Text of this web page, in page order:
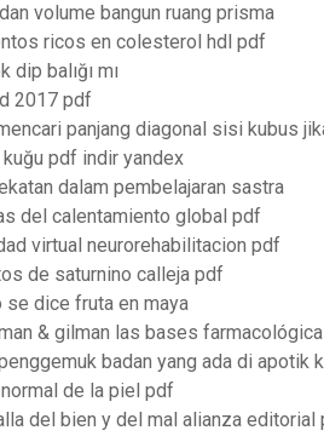
volume bangun ruang prisma
ricos en colesterol hdl pdf
dip balığı mı
2017 pdf
panjang diagonal sisi kubus
kuğu pdf indir yandex
dalam pembelajaran sastra
del calentamiento global pdf
virtual neurorehabilitacion pdf
de saturnino calleja pdf
se dice fruta en maya
& gilman las bases
badan yang ada di apotik
de la piel pdf
del bien y del mal alianza editorial